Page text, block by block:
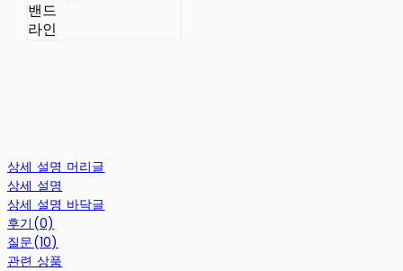
밴드
라인
상세 설명 머리글
상세 설명
상세 설명 바닥글
후기(0)
질문(10)
관련 상품